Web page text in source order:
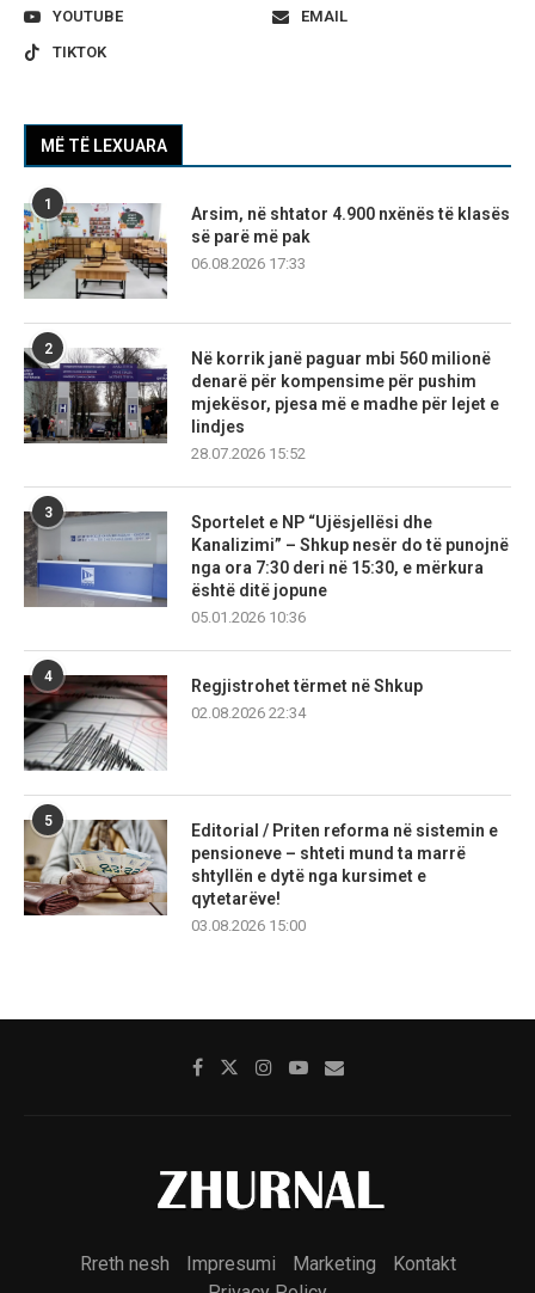
YOUTUBE
EMAIL
TIKTOK
MË TË LEXUARA
1
Arsim, në shtator 4.900 nxënës të klasës
së parë më pak
06.08.2026 17:33
2
Në korrik janë paguar mbi 560 milionë
denarë për kompensime për pushim
mjekësor, pjesa më e madhe për lejet e
lindjes
28.07.2026 15:52
3
Sportelet e NP “Ujësjellësi dhe
Kanalizimi” – Shkup nesër do të punojnë
nga ora 7:30 deri në 15:30, e mërkura
është ditë jopune
05.01.2026 10:36
4
Regjistrohet tërmet në Shkup
02.08.2026 22:34
5
Editorial / Priten reforma në sistemin e
pensioneve – shteti mund ta marrë
shtyllën e dytë nga kursimet e
qytetarëve!
03.08.2026 15:00
Rreth nesh Impresumi Marketing
Kontakt